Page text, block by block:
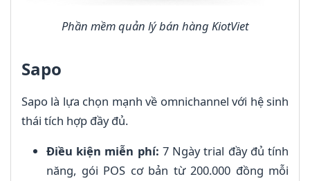
Phần mềm quản lý bán hàng KiotViet
Sapo
Sapo là lựa chọn mạnh về omnichannel với hệ sinh
thái tích hợp đầy đủ.
Điều kiện miễn phí: 7 Ngày trial đầy đủ tính
năng, gói POS cơ bản từ 200.000 đồng mỗi